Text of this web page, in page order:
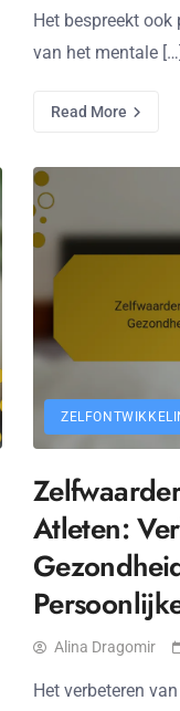
Het bespreekt ook
van het mentale […]
Read More
Atleten:
Alina Dragomir
Het verbeteren